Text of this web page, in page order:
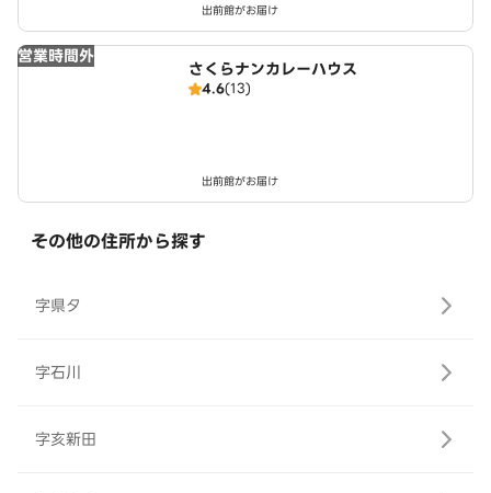
出前館がお届け
営業時間外
さくらナンカレーハウス
4.6(13)
出前館がお届け
その他の住所から探す
字県タ
字石川
字亥新田